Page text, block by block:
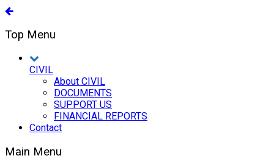
Top Menu
CIVIL
About CIVIL
DOCUMENTS
SUPPORT US
FINANCIAL REPORTS
Contact
Main Menu